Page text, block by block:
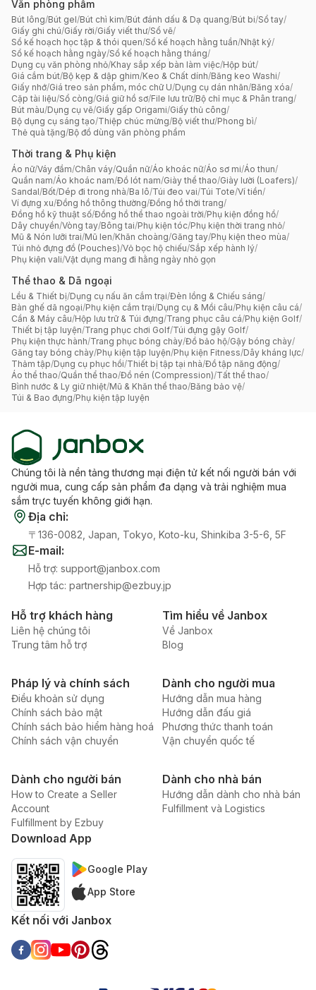
Văn phòng phẩm
Bút lông/Bút gel/Bút chì kim/Bút đánh dấu & Dạ quang/Bút bi/Sổ tay/
Giấy ghi chú/Giấy rời/Giấy viết thư/Sổ vẽ/
Sổ kế hoạch học tập & thói quen/Sổ kế hoạch hằng tuần/Nhật ký/
Sổ kế hoạch hằng ngày/Sổ kế hoạch hằng tháng/
Dụng cụ văn phòng nhỏ/Khay sắp xếp bàn làm việc/Hộp bút/
Giá cắm bút/Bộ kẹp & dập ghim/Keo & Chất dính/Băng keo Washi/
Giấy nhớ/Giá treo sản phẩm, móc chữ U/Dụng cụ dán nhãn/Băng xóa/
Cặp tài liệu/Sổ còng/Giá giữ hồ sơ/File lưu trữ/Bộ chỉ mục & Phân trang/
Bút màu/Dụng cụ vẽ/Giấy gấp Origami/Giấy thủ công/
Bộ dụng cụ sáng tạo/Thiệp chúc mừng/Bộ viết thư/Phong bì/
Thẻ quà tặng/Bộ đồ dùng văn phòng phẩm
Thời trang & Phụ kiện
Áo nữ/Váy đầm/Chân váy/Quần nữ/Áo khoác nữ/Áo sơ mi/Áo thun/
Quần nam/Áo khoác nam/Đồ lót nam/Giày thể thao/Giày lười (Loafers)/
Sandal/Bốt/Dép đi trong nhà/Ba lô/Túi đeo vai/Túi Tote/Ví tiền/
Ví đựng xu/Đồng hồ thông thường/Đồng hồ thời trang/
Đồng hồ kỹ thuật số/Đồng hồ thể thao ngoài trời/Phụ kiện đồng hồ/
Dây chuyền/Vòng tay/Bông tai/Phụ kiện tóc/Phụ kiện thời trang nhỏ/
Mũ & Nón lưỡi trai/Mũ len/Khăn choàng/Găng tay/Phụ kiện theo mùa/
Túi nhỏ đựng đồ (Pouches)/Vỏ bọc hộ chiếu/Sắp xếp hành lý/
Phụ kiện vali/Vật dụng mang đi hằng ngày nhỏ gọn
Thể thao & Dã ngoại
Lều & Thiết bị/Dụng cụ nấu ăn cắm trại/Đèn lồng & Chiếu sáng/
Bàn ghế dã ngoại/Phụ kiện cắm trại/Dụng cụ & Mồi câu/Phụ kiện câu cá/
Cần & Máy câu/Hộp lưu trữ & Túi đựng/Trang phục câu cá/Phụ kiện Golf/
Thiết bị tập luyện/Trang phục chơi Golf/Túi đựng gậy Golf/
Phụ kiện thực hành/Trang phục bóng chày/Đồ bảo hộ/Gậy bóng chày/
Găng tay bóng chày/Phụ kiện tập luyện/Phụ kiện Fitness/Dây kháng lực/
Thảm tập/Dụng cụ phục hồi/Thiết bị tập tại nhà/Đồ tập năng động/
Áo thể thao/Quần thể thao/Đồ nén (Compression)/Tất thể thao/
Bình nước & Ly giữ nhiệt/Mũ & Khăn thể thao/Băng bảo vệ/
Túi & Bao đựng/Phụ kiện tập luyện
Chúng tôi là nền tảng thương mại điện tử kết nối người bán với
người mua, cung cấp sản phẩm đa dạng và trải nghiệm mua
sắm trực tuyến không giới hạn.
Địa chỉ:
〒136-0082, Japan, Tokyo, Koto-ku, Shinkiba 3-5-6, 5F
E-mail:
Hỗ trợ: support@janbox.com
Hợp tác: partnership@ezbuy.jp
Hỗ trợ khách hàng
Liên hệ chúng tôi
Trung tâm hỗ trợ
Tìm hiểu về Janbox
Về Janbox
Blog
Pháp lý và chính sách
Điều khoản sử dụng
Chính sách bảo mật
Chính sách bảo hiểm hàng hoá
Chính sách vận chuyển
Dành cho người mua
Hướng dẫn mua hàng
Hướng dẫn đấu giá
Phương thức thanh toán
Vận chuyển quốc tế
Dành cho người bán
How to Create a Seller
Account
Fulfillment by Ezbuy
Dành cho nhà bán
Hướng dẫn dành cho nhà bán
Fulfillment và Logistics
Download App
Google Play
App Store
Kết nối với Janbox